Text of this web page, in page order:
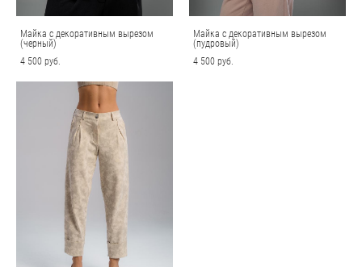
Майка с декоративным вырезом
(черный)
4 500 pуб.
Майка с декоративным вырезом
(пудровый)
4 500 pуб.